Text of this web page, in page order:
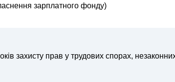
зарплатного фонду)
захисту прав у трудових спорах, незаконних